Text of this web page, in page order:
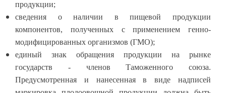
продукции;
сведения о наличии в пищевой продукции
компонентов, полученных с применением генно-
модифицированных организмов (ГМО);
единый знак обращения продукции на рынке
государств - членов Таможенного союза.
Предусмотренная и нанесенная в виде надписей